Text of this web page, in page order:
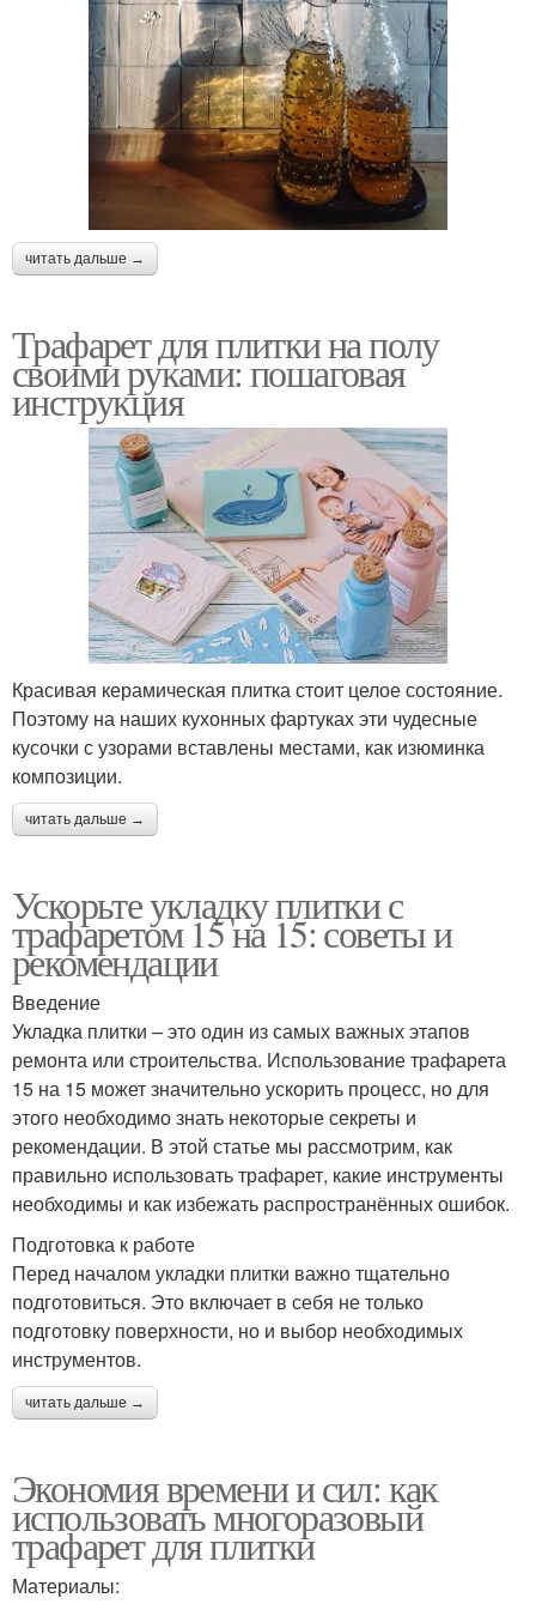
читать дальше →
Трафарет для плитки на полу
своими руками: пошаговая
инструкция
Красивая керамическая плитка стоит целое состояние.
Поэтому на наших кухонных фартуках эти чудесные
кусочки с узорами вставлены местами, как изюминка
композиции.
читать дальше →
Ускорьте укладку плитки с
трафаретом 15 на 15: советы и
рекомендации
Введение
Укладка плитки – это один из самых важных этапов
ремонта или строительства. Использование трафарета
15 на 15 может значительно ускорить процесс, но для
этого необходимо знать некоторые секреты и
рекомендации. В этой статье мы рассмотрим, как
правильно использовать трафарет, какие инструменты
необходимы и как избежать распространённых ошибок.
Подготовка к работе
Перед началом укладки плитки важно тщательно
подготовиться. Это включает в себя не только
подготовку поверхности, но и выбор необходимых
инструментов.
читать дальше →
Экономия времени и сил: как
использовать многоразовый
трафарет для плитки
Материалы: